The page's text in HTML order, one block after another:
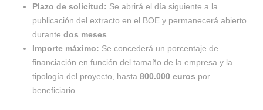
Plazo de solicitud: Se abrirá el día siguiente a la
publicación del extracto en el BOE y permanecerá abierto
durante dos meses
Importe máximo: Se concederá un porcentaje de
financiación en función del tamaño de la empresa y la
tipología del proyecto, hasta 800.000 euros por
beneficiario.